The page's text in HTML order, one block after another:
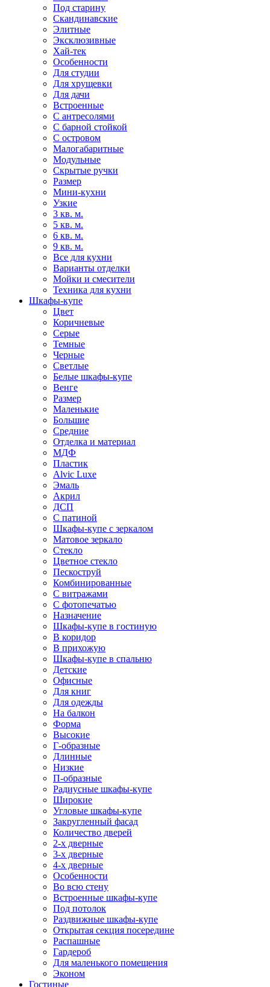
Под старину
Скандинавские
Элитные
Эксклюзивные
Хай-тек
Особенности
Для студии
Для хрущевки
Для дачи
Встроенные
С антресолями
С барной стойкой
С островом
Малогабаритные
Модульные
Скрытые ручки
Размер
Мини-кухни
Узкие
3 кв. м.
5 кв. м.
6 кв. м.
9 кв. м.
Все для кухни
Варианты отделки
Мойки и смесители
Техника для кухни
Шкафы-купе
Цвет
Коричневые
Серые
Темные
Черные
Светлые
Белые шкафы-купе
Венге
Размер
Маленькие
Большие
Средние
Отделка и материал
МДФ
Пластик
Alvic Luxe
Эмаль
Акрил
ДСП
С патиной
Шкафы-купе с зеркалом
Матовое зеркало
Стекло
Цветное стекло
Пескоструй
Комбинированные
С витражами
С фотопечатью
Назначение
Шкафы-купе в гостиную
В коридор
В прихожую
Шкафы-купе в спальню
Детские
Офисные
Для книг
Для одежды
На балкон
Форма
Высокие
Г-образные
Длинные
Низкие
П-образные
Радиусные шкафы-купе
Широкие
Угловые шкафы-купе
Закругленный фасад
Количество дверей
2-х дверные
3-х дверные
4-х дверные
Особенности
Во всю стену
Встроенные шкафы-купе
Под потолок
Раздвижные шкафы-купе
Открытая секция посередине
Распашные
Гардероб
Для маленького помещения
Эконом
Гостиные